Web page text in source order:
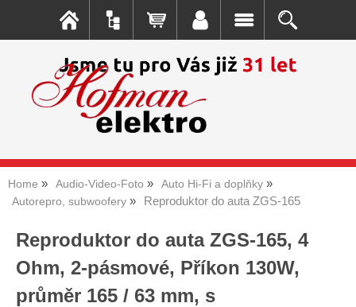
Home Audio-Video-Foto
Auto Hi-Fi a doplňky
Autorepro, subwoofery
Reproduktor do auta ZGS-165
Reproduktor do auta ZGS-165, 4
Ohm, 2-pásmové, Příkon 130W,
průměr 165 / 63 mm, s